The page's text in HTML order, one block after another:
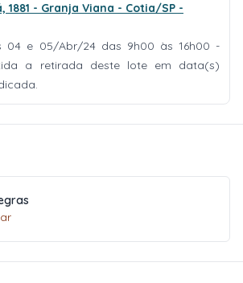
1881 - Granja Viana - Cotia/SP -
04 e 05/Abr/24 das 9h00 às 16h00 -
a retirada deste lote em data(s)